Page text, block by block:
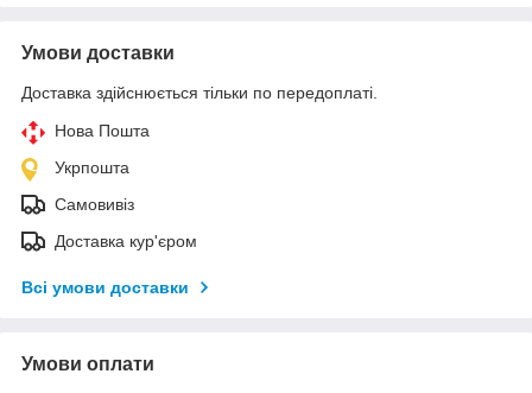
Умови доставки
Доставка здійснюється тільки по передоплаті.
Нова Пошта
Укрпошта
Самовивіз
Доставка кур'єром
Всі умови доставки
Умови оплати